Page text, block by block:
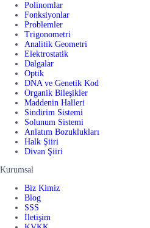
Polinomlar
Fonksiyonlar
Problemler
Trigonometri
Analitik Geometri
Elektrostatik
Dalgalar
Optik
DNA ve Genetik Kod
Organik Bileşikler
Maddenin Halleri
Sindirim Sistemi
Solunum Sistemi
Anlatım Bozuklukları
Halk Şiiri
Divan Şiiri
Kurumsal
Biz Kimiz
Blog
SSS
İletişim